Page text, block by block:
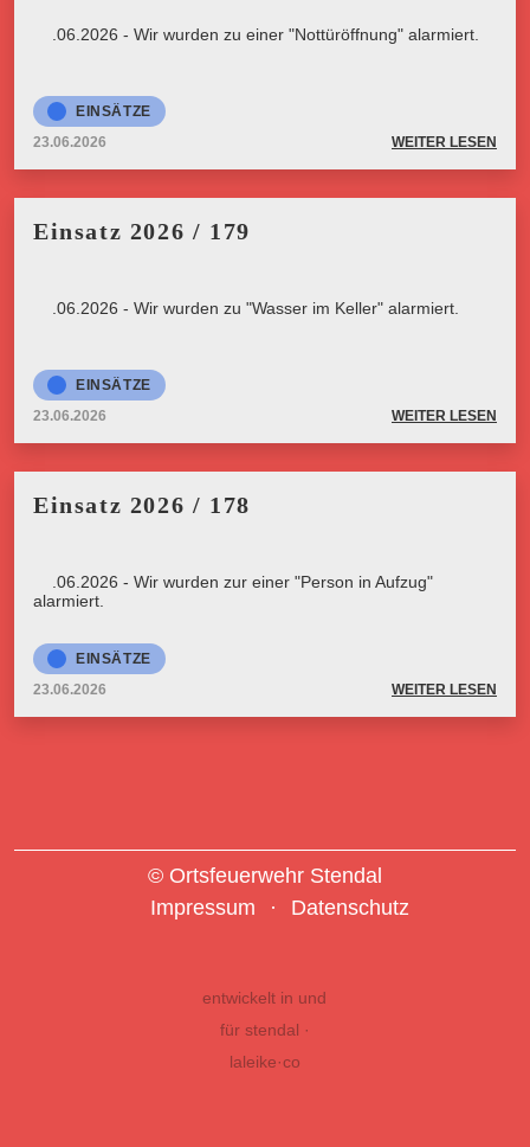
23.06.2026 - Wir wurden zu einer "Nottüröffnung" alarmiert.
EINSÄTZE
23.06.2026
WEITER LESEN
Einsatz 2026 / 179
23.06.2026 - Wir wurden zu "Wasser im Keller" alarmiert.
EINSÄTZE
23.06.2026
WEITER LESEN
Einsatz 2026 / 178
23.06.2026 - Wir wurden zur einer "Person in Aufzug"
alarmiert.
EINSÄTZE
23.06.2026
WEITER LESEN
© Ortsfeuerwehr Stendal
Impressum
Datenschutz
entwickelt in und
für stendal ·
laleike·co